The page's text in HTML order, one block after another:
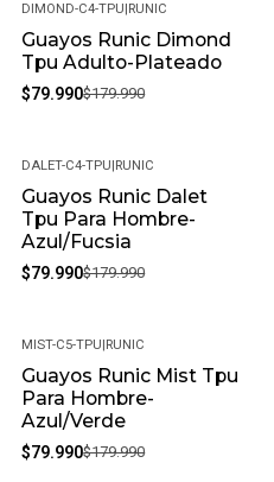
-56%
DIMOND-C4-TPU RUNIC
Guayos Runic Dimond
Tpu Adulto-Plateado
$79.990$179.990
-56%
DALET-C4-TPU RUNIC
Guayos Runic Dalet
Tpu Para Hombre-
Azul/Fucsia
$79.990$179.990
-56%
MIST-C5-TPU RUNIC
Guayos Runic Mist Tpu
Para Hombre-
Azul/Verde
$79.990$179.990